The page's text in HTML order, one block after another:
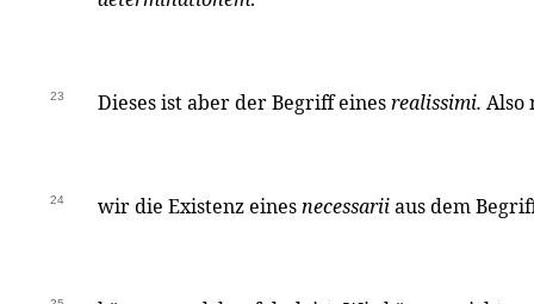
23 Dieses ist aber der Begriff einesrealissimi. Also
24 wir die Existenz einesnecessariiaus dem